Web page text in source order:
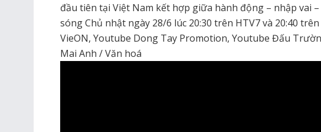
đầu tiên tại Việt Nam kết hợp giữa hành động – nhập vai
sóng Chủ nhật ngày 28/6 lúc 20:30 trên HTV7 và 20:40
VieON, Youtube Dong Tay Promotion, Youtube Đấu
Mai Anh / Văn hoá